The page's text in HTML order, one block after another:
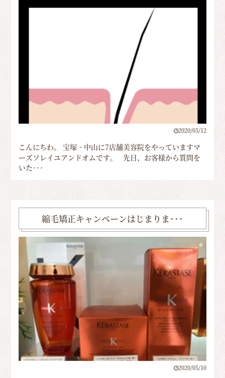
2020/05/12
こんにちわ。 宝塚・中山に7店舗美容院をやっていますマ
ーズソレイユアンドオムです。 先日、お客様から質問を
いた･･･
縮毛矯正キャンペーンはじまりま･･･
2020/05/10